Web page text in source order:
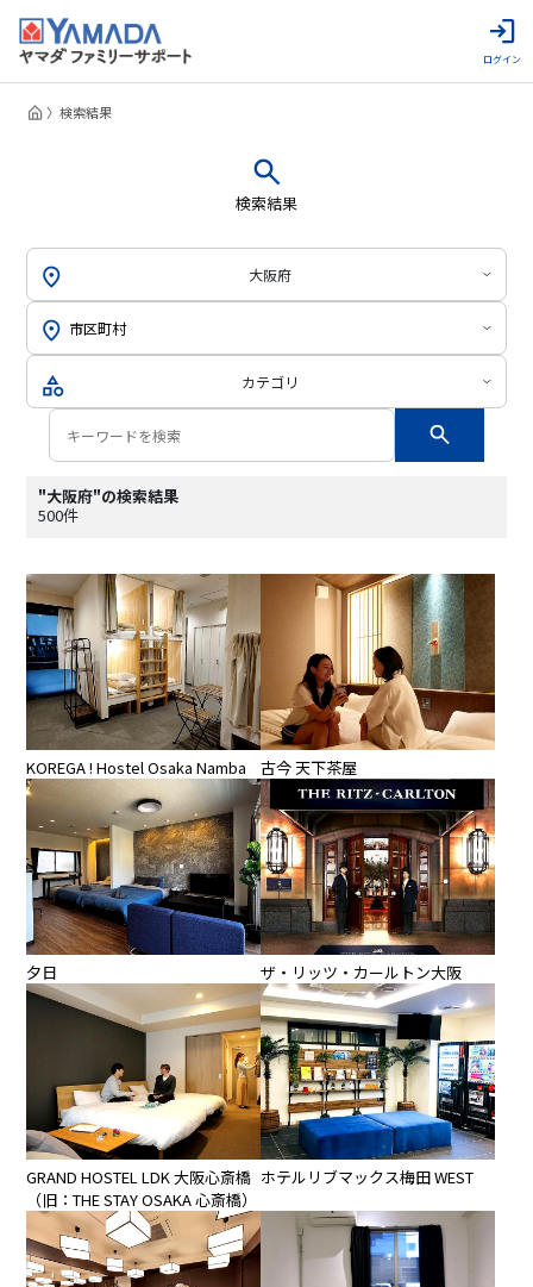
ログイン
検索結果
検索結果
大阪府
カテゴリ
"大阪府"の検索結果
500件
KOREGA ! Hostel Osaka Namba 古今 天下茶屋
夕日 ザ・リッツ・カールトン大阪
GRAND HOSTEL LDK 大阪心斎橋
（旧：THE STAY OSAKA 心斎橋）
ホテルリブマックス梅田 WEST